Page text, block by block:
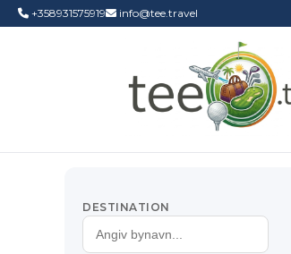
+358931575919 info@tee.travel
DESTINATION